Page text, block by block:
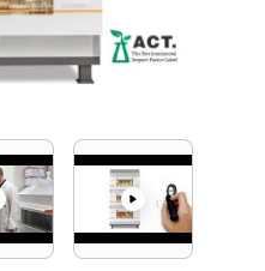
play media/play